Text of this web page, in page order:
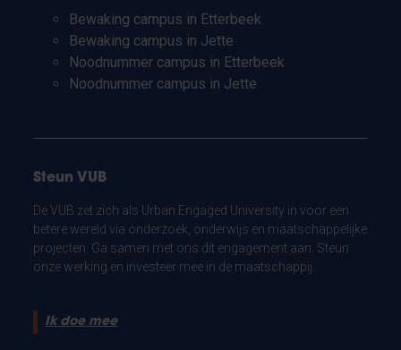
Bewaking campus in Etterbeek
Bewaking campus in Jette
Noodnummer campus in Etterbeek
Noodnummer campus in Jette
Steun VUB
De VUB zet zich als Urban Engaged University in voor een
betere wereld via onderzoek, onderwijs en maatschappelijke
projecten. Ga samen met ons dit engagement aan. Steun
onze werking en investeer mee in de maatschappij.
Ik doe mee